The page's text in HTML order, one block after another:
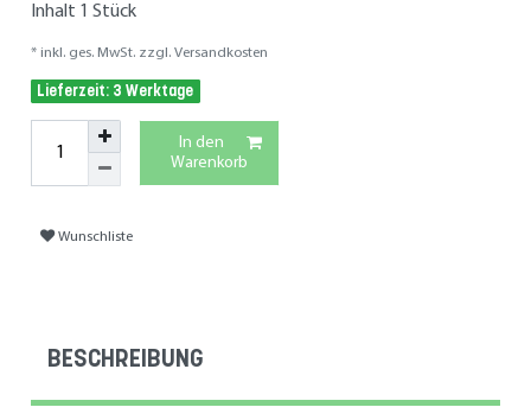
Inhalt 1Stück
* inkl. ges. MwSt. zzgl. Versandkosten
Lieferzeit: 3 Werktage
In den
Warenkorb
Wunschliste
BESCHREIBUNG